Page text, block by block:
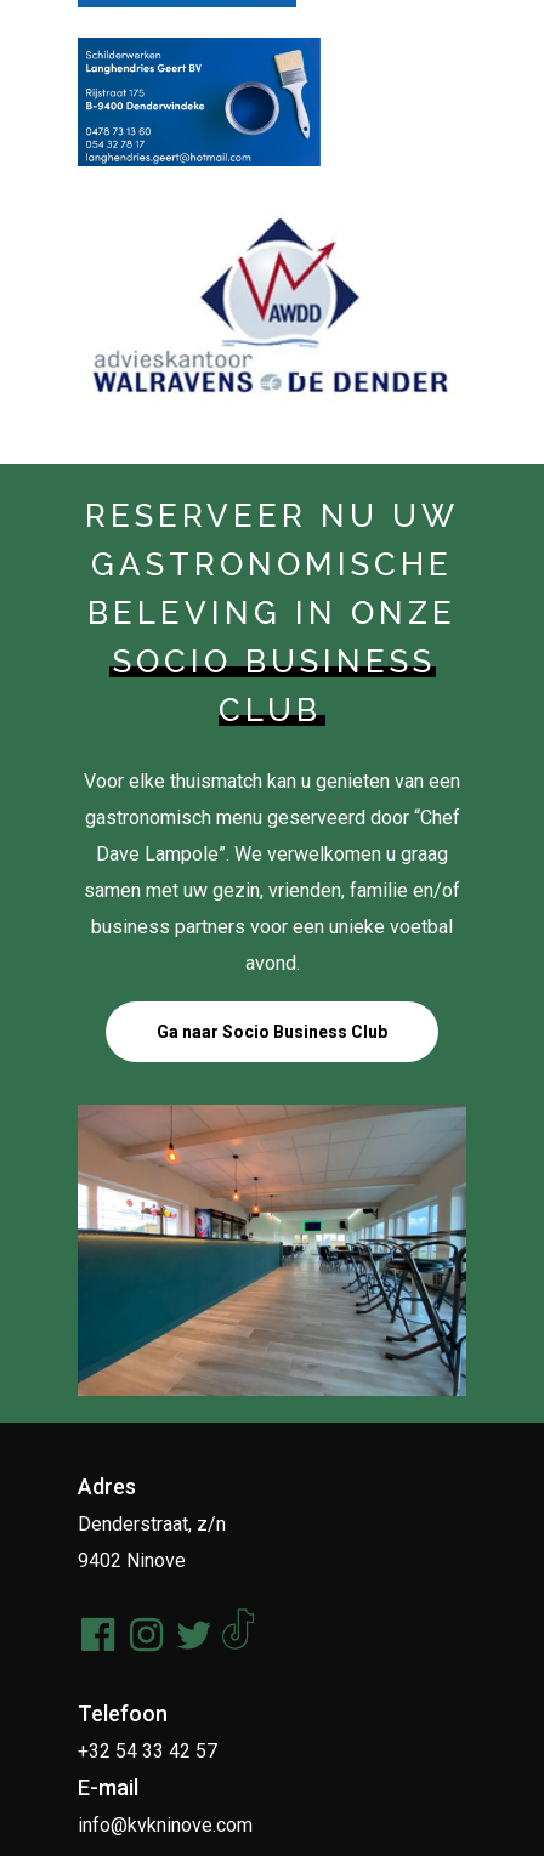
RESERVEER NU UW
GASTRONOMISCHE
BELEVING IN ONZE
SOCIO BUSINESS
CLUB
Voor elke thuismatch kan u genieten van een
gastronomisch menu geserveerd door “Chef
Dave Lampole”. We verwelkomen u graag
samen met uw gezin, vrienden, familie en/of
business partners voor een unieke voetbal
avond.
Ga naar Socio Business Club
Adres
Denderstraat, z/n
9402 Ninove
Telefoon
+32 54 33 42 57
E-mail
info@kvkninove.com